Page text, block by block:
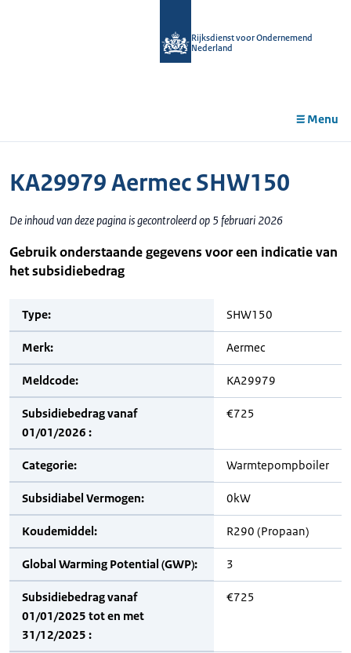
Rijksdienst voor Ondernemend
Nederland
Menu
KA29979 Aermec SHW150
De inhoud van deze pagina is gecontroleerd op 5 februari 2026
Gebruik onderstaande gegevens voor een indicatie van
het subsidiebedrag
Type: SHW150
Merk: Aermec
Meldcode: KA29979
Subsidiebedrag vanaf
01/01/2026 :
€725
Categorie: Warmtepompboiler
Subsidiabel Vermogen: 0kW
Koudemiddel: R290 (Propaan)
Global Warming Potential (GWP): 3
Subsidiebedrag vanaf
01/01/2025 tot en met
31/12/2025 :
€725